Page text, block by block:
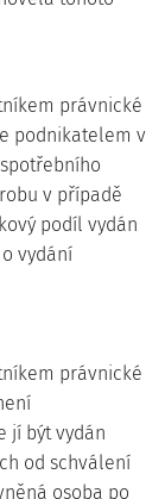
právnické
podnikatelem v
v případě
podíl vydán
vydání
právnické
jí být vydán
od schválení
osoba po